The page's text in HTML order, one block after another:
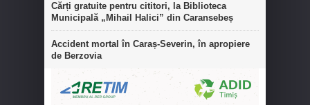
Cărți gratuite pentru cititori, la Biblioteca
Municipală „Mihail Halici” din Caransebeș
Accident mortal în Caraș-Severin, în apropiere
de Berzovia